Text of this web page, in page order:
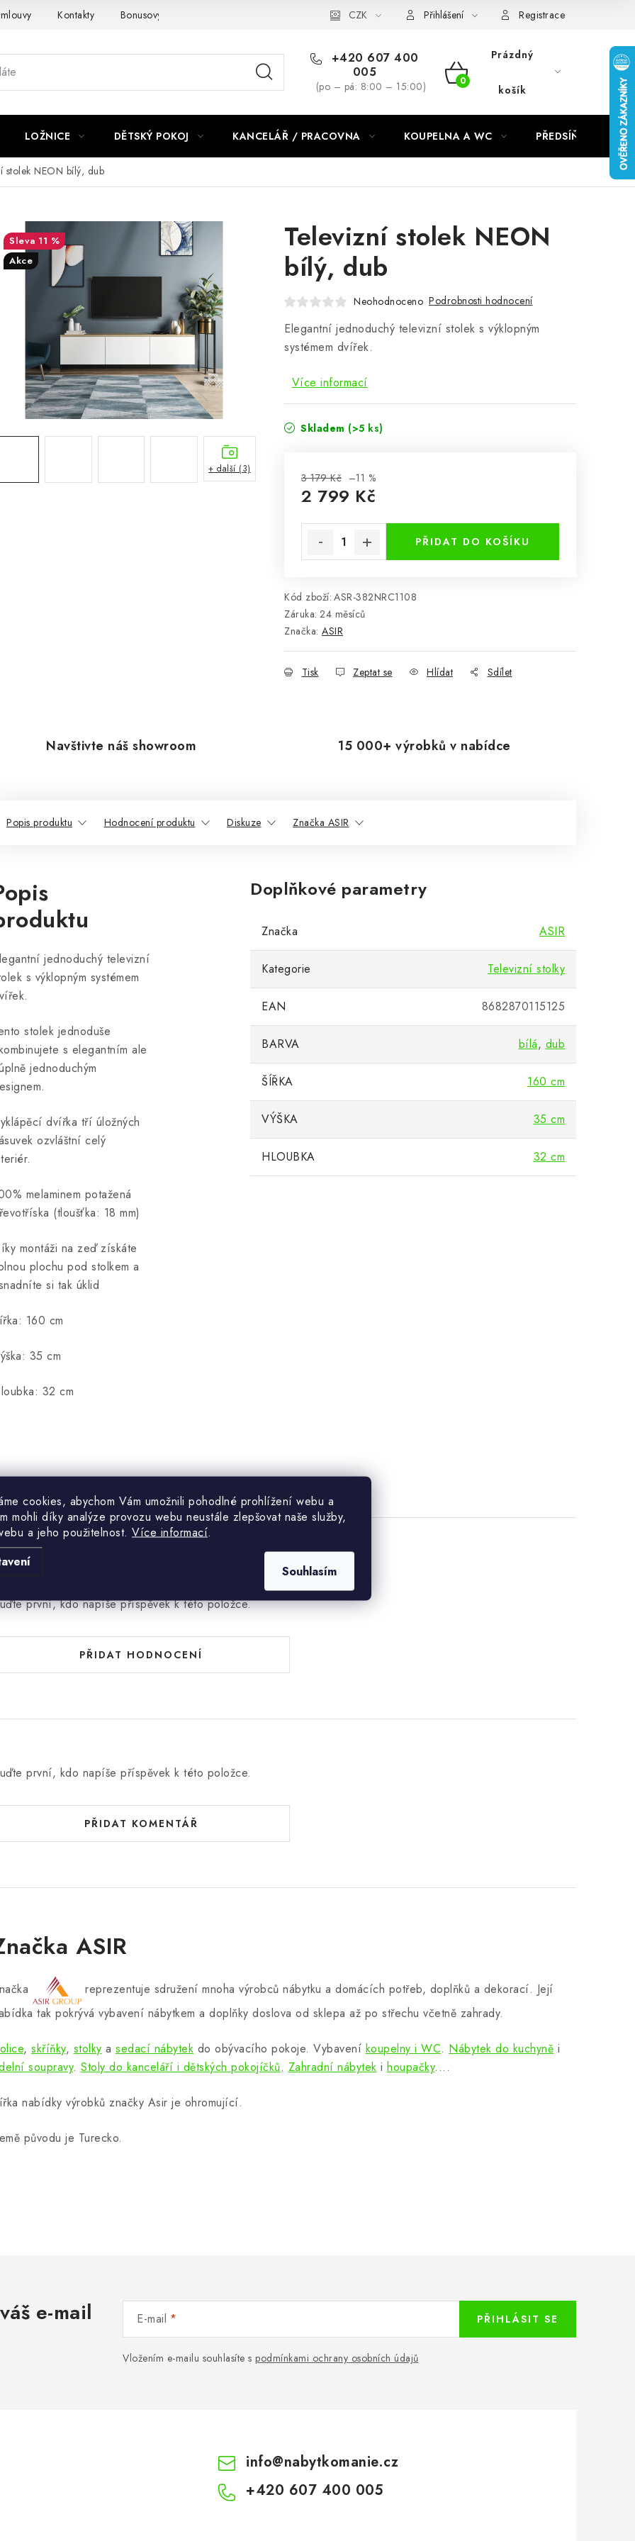
cookies, abychom Vám umožnili pohodlné prohlížení webu a
mohli díky analýze provozu webu neustále zlepšovat naše služby,
a jeho použitelnost. Více informací.
Souhlasím
Kontakty Bonusový program NBM+ CZK Přihlášení Registrace
+420 607 400
005
(po – pá: 8:00 – 15:00)
NÁKUPNÍ
Prázdný
košík
LOŽNICE DĚTSKÝ POKOJ KANCELÁŘ / PRACOVNA KOUPELNA A WC PŘEDSÍŇ
stolek NEON bílý, dub
Televizní stolek NEON
bílý, dub
Neohodnoceno Podrobnosti hodnocení
Elegantní jednoduchý televizní stolek s výklopným
systémem dvířek.
Více informací
Skladem (>5 ks)
3 179 Kč –11 %
2 799 Kč
PŘIDAT DO KOŠÍKU
Kód zboží: ASR-382NRC1108
Záruka: 24 měsíců
Značka: ASIR
Tisk Zeptat se Hlídat Sdílet
11 %
Akce
+ další (3)
Navštivte náš showroom 15 000+ výrobků v nabídce
Popis produktu Hodnocení produktu Diskuze Značka ASIR
jednoduchý televizní
s výklopným systémem
stolek jednoduše
s elegantním ale
jednoduchým
dvířka tří úložných
ozvláštní celý
melaminem potažená
(tloušťka: 18 mm)
montáži na zeď získáte
plochu pod stolkem a
si tak úklid
160 cm
35 cm
32 cm
Doplňkové parametry
Značka ASIR
Kategorie Televizní stolky
EAN 8682870115125
BARVA bílá, dub
ŠÍŘKA 160 cm
VÝŠKA 35 cm
HLOUBKA 32 cm
produktu (0)
první, kdo napíše příspěvek k této položce.
PŘIDAT HODNOCENÍ
první, kdo napíše příspěvek k této položce.
PŘIDAT KOMENTÁŘ
ASIR
reprezentuje sdružení mnoha výrobců nábytku a domácích potřeb, doplňků a dekorací. Její
tak pokrývá vybavení nábytkem a doplňky doslova od sklepa až po střechu včetně zahrady.
, skříňky, stolky a sedací nábytek do obývacího pokoje. Vybavení koupelny i WC. Nábytek do kuchyně i
soupravy. Stoly do kanceláří i dětských pokojíčků. Zahradní nábytek i houpačky....
nabídky výrobků značky Asir je ohromující.
původu je Turecko.
e-mail E-mail
Vložením e-mailu souhlasíte s podmínkami ochrany osobních údajů
PŘIHLÁSIT SE
info@nabytkomanie.cz
+420 607 400 005